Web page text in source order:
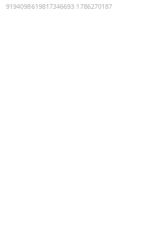
9194098619817346693:1786270187